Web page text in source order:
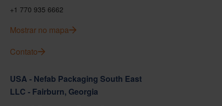
+1 770 935 6662
Mostrar no mapa
Contato
USA - Nefab Packaging South East
LLC - Fairburn, Georgia